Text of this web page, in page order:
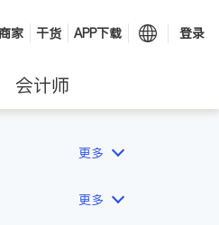
家 干货 APP下载 登录
会计师
更多
更多